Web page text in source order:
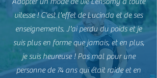
vitesse ! C'est l'effet de Lucinda et de ses
enseignements. J'ai perdu du poids et je
suis plus en forme que jamais, et en plus,
je suis heureuse ! Pas mal pour une
personne de 74 ans qui était raide et en